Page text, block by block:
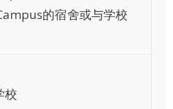
的宿舍或与学校
校